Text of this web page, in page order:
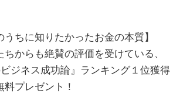
うちに知りたかったお金の本質】
からも絶賛の評価を受けている、
ジネス成功論』ランキング１位獲得
プレゼント！